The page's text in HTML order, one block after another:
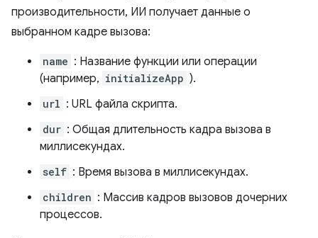
производительности, ИИ получает данные о
выбранном кадре вызова:
name : Название функции или операции
(например, initializeApp ).
url : URL файла скрипта.
dur : Общая длительность кадра вызова в
миллисекундах.
self : Время вызова в миллисекундах.
children : Массив кадров вызовов дочерних
процессов.